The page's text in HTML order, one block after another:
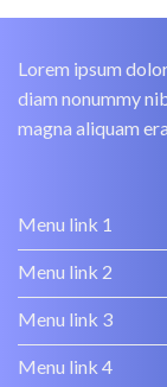
Lorem ipsum
diam nonummy
magna aliquam
Menu link 1
Menu link 2
Menu link 3
Menu link 4